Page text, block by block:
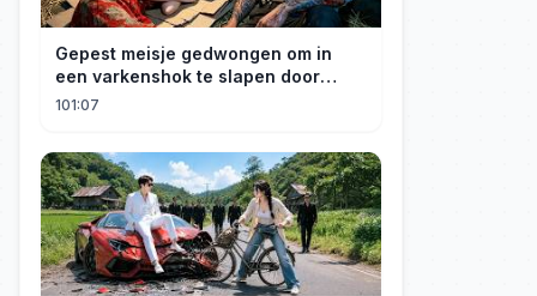
Gepest meisje gedwongen om in
een varkenshok te slapen door
stiefmoeder… Voortvluchtige CEO
101:07